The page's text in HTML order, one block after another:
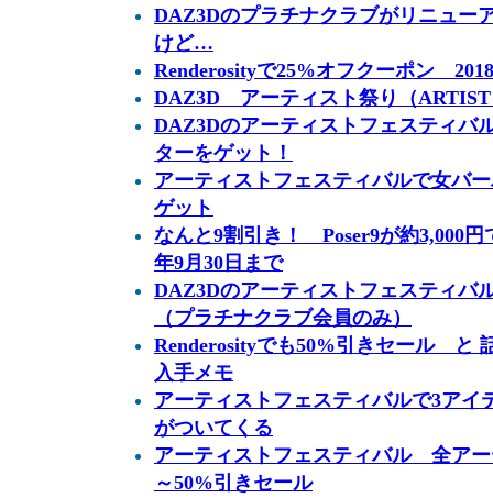
DAZ3Dのプラチナクラブがリニュ
けど…
Renderosityで25%オフクーポン
DAZ3D アーティスト祭り（
DAZ3Dのアーティストフェスティバ
ターをゲット！
アーティストフェスティバルで女バ
ゲット
なんと9割引き！ Poser9が約3,000
年9月30日まで
DAZ3Dのアーティストフェスティバ
（プラチナクラブ会員のみ）
Renderosityでも50%引きセール と
入手メモ
アーティストフェスティバルで3アイ
がついてくる
アーティストフェスティバル 全ア
～50%引きセール